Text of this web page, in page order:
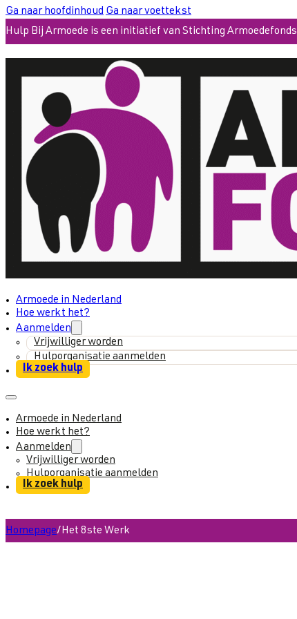
Ga naar hoofdinhoud Ga naar voettekst
Hulp Bij Armoede is een initiatief van Stichting Armoedefonds
Armoede in Nederland
Hoe werkt het?
Aanmelden
Vrijwilliger worden
Hulporganisatie aanmelden
Ik zoek hulp
Armoede in Nederland
Hoe werkt het?
Aanmelden
Vrijwilliger worden
Hulporganisatie aanmelden
Ik zoek hulp
Homepage/Het 8ste Werk